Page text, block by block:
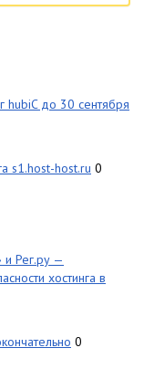
hubiC до 30 сентября
s1.host-host.ru 0
и Рег.ру —
хостинга в
0